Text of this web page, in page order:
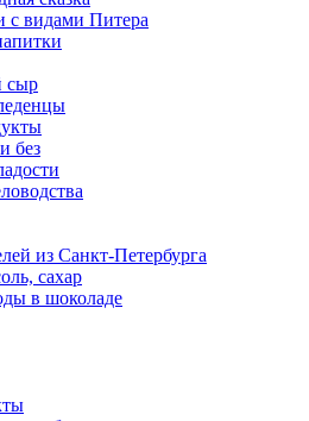
с видами Питера
сыр
без
из Санкт-Петербурга
сахар
в шоколаде